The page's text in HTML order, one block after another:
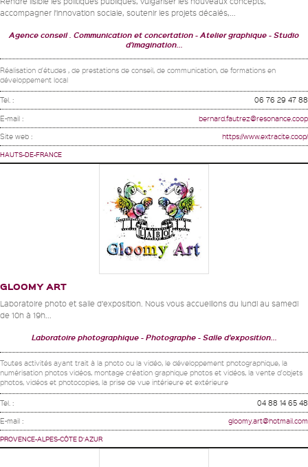
accompagner l’innovation sociale, soutenir les projets décalés,...
Agence conseil . Communication et concertation Atelier graphique
Studio
d'imagination...
Réalisation d'études , de prestations de conseil, de communication, de formations en
développement local
Tel. : 06 76 29 47 88
E-mail : bernard.fautrez@resonance.coop
Site web : https://www.extracite.coop/
HAUTS-DE-FRANCE
GLOOMY ART
Laboratoire photo et salle d’exposition. Nous vous accueillons du lundi au samedi
de 10h à 19h...
Laboratoire photographique Photographe Salle d'exposition...
Toutes activités ayant trait à la photo ou la vidéo, le développement photographique, la
numérisation photos vidéos, montage création graphique photos et vidéos, la vente d'objets
photos, vidéos et photocopies, la prise de vue intérieure et extérieure
Tel. : 04 88 14 65 48
E-mail : gloomy.art@hotmail.com
PROVENCE-ALPES-CÔTE D'AZUR